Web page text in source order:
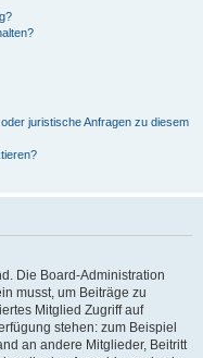
juristische Anfragen zu diesem
Die Board-Administration
musst, um Beiträge zu
Mitglied Zugriff auf
stehen: zum Beispiel
an andere Mitglieder, Beitritt